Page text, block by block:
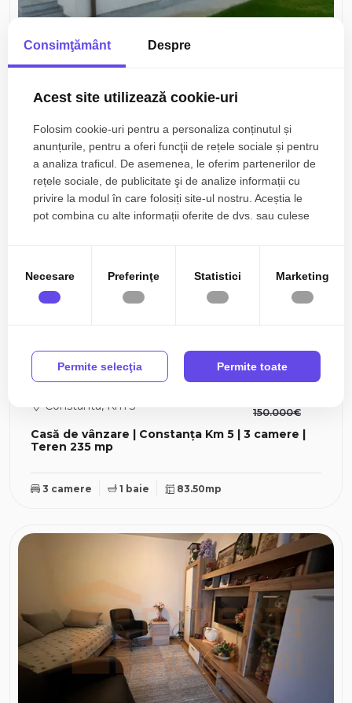
Proprietate de Vânzare în Palas | Teren 1500 mp
| Rezidențial & Comercial
Constanta, Palas
3 camere 50mp
Exclusivitate
Casă de vânzare | Constanța Km 5 | 3 camere |
Teren 235 mp
Constanta, Km 5 150.000€
3 camere 1 baie 83.50mp
Consimţământ Despre
Acest site utilizează cookie-uri
Folosim cookie-uri pentru a personaliza conținutul și
anunțurile, pentru a oferi funcţii de rețele sociale și pentru
a analiza traficul. De asemenea, le oferim partenerilor de
rețele sociale, de publicitate şi de analize informații cu
privire la modul în care folosiți site-ul nostru. Aceștia le
pot combina cu alte informații oferite de dvs. sau culese
Necesare Preferinţe Statistici Marketing
Permite selecţia Permite toate